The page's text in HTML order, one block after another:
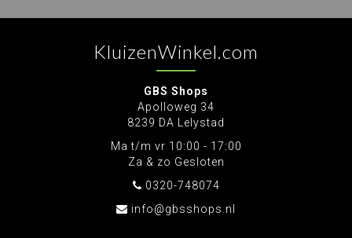
KluizenWinkel.com
GBS Shops
Apolloweg 34
8239 DA Lelystad
Ma t/m vr 10:00 - 17:00
Za & zo Gesloten
0320-748074
info@gbsshops.nl